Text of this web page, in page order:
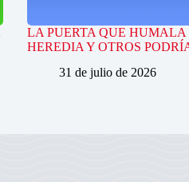
LA PUERTA QUE
HEREDIA Y OTROS
31 de julio de 2026